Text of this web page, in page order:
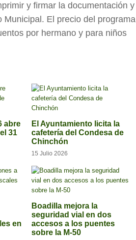
y firmar la documentación y
El precio del programa
por hermano y para niños
abre
31
El Ayuntamiento licita la
cafetería del Condesa de
Chinchón
15 Julio 2026
en
Boadilla mejora la
seguridad vial en dos
accesos a los puentes
sobre la M-50